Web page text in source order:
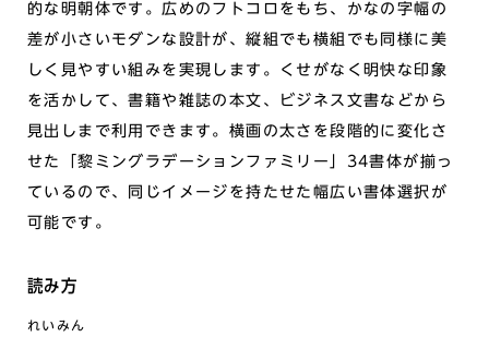
的な明朝体です。広めのフトコロをもち、かなの字幅の
差が小さいモダンな設計が、縦組でも横組でも同様に美
しく見やすい組みを実現します。くせがなく明快な印象
を活かして、書籍や雑誌の本文、ビジネス文書などから
見出しまで利用できます。横画の太さを段階的に変化さ
せた「黎ミングラデーションファミリー」34書体が揃っ
ているので、同じイメージを持たせた幅広い書体選択が
可能です。
読み方
れいみん